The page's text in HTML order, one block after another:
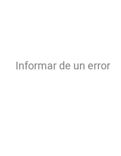
Informar de un error